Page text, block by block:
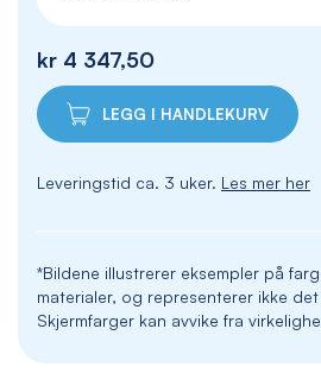
kr 4 347,50
LEGG I HANDLEKURV
Leveringstid ca. 3 uker. Les mer her
*Bildene illustrerer eksempler på
materialer, og representerer ikke
Skjermfarger kan avvike fra